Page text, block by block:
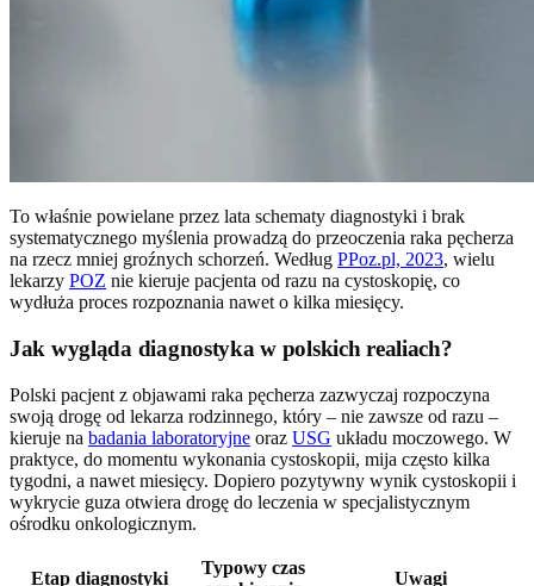
To właśnie powielane przez lata schematy diagnostyki i brak
systematycznego myślenia prowadzą do przeoczenia raka pęcherza
na rzecz mniej groźnych schorzeń. Według PPoz.pl, 2023, wielu
lekarzy POZ nie kieruje pacjenta od razu na cystoskopię, co
wydłuża proces rozpoznania nawet o kilka miesięcy.
Jak wygląda diagnostyka w polskich realiach?
Polski pacjent z objawami raka pęcherza zazwyczaj rozpoczyna
swoją drogę od lekarza rodzinnego, który – nie zawsze od razu –
kieruje na badania laboratoryjne oraz USG układu moczowego. W
praktyce, do momentu wykonania cystoskopii, mija często kilka
tygodni, a nawet miesięcy. Dopiero pozytywny wynik cystoskopii i
wykrycie guza otwiera drogę do leczenia w specjalistycznym
ośrodku onkologicznym.
Etap diagnostyki
Typowy czas
Uwagi